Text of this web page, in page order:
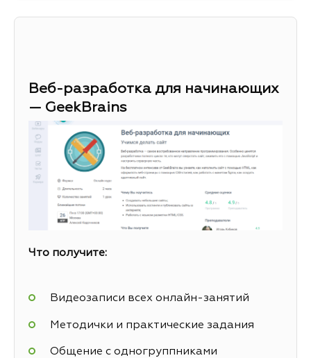
Веб-разработка для начинающих
— GeekBrains
Что получите:
Видеозаписи всех онлайн-занятий
Методички и практические задания
Общение с одногруппниками